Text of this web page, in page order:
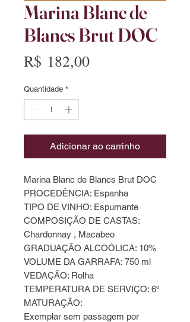
Marina Blanc de
Blancs Brut DOC
R$ 182,00Preço
Quantidade *
Adicionar ao carrinho
Marina Blanc de Blancs Brut DOC
PROCEDÊNCIA: Espanha
TIPO DE VINHO: Espumante
COMPOSIÇÃO DE CASTAS:
Chardonnay , Macabeo
GRADUAÇÃO ALCOÓLICA: 10%
VOLUME DA GARRAFA: 750 ml
VEDAÇÃO: Rolha
TEMPERATURA DE SERVIÇO: 6º
MATURAÇÃO:
Exemplar sem passagem por